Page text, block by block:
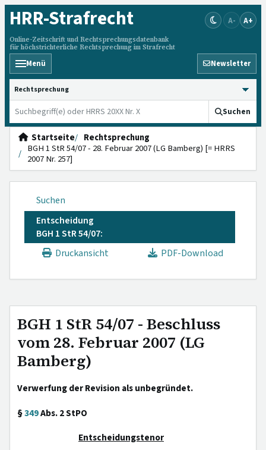
HRR-Strafrecht
Online-Zeitschrift und Rechtsprechungsdatenbank
für höchstrichterliche Rechtsprechung im Strafrecht
A- A+
Menü Newsletter
HRRS durchsuchen
Suchen
Startseite
Rechtsprechung
BGH 1 StR 54/07 - 28. Februar 2007 (LG Bamberg) [= HRRS
2007 Nr. 257]
Suchen
Entscheidung
BGH 1 StR 54/07:
Druckansicht
PDF-Download
BGH 1 StR 54/07 - Beschluss
vom 28. Februar 2007 (LG
Bamberg)
Verwerfung der Revision als unbegründet.
§349Abs. 2 StPO
Entscheidungstenor